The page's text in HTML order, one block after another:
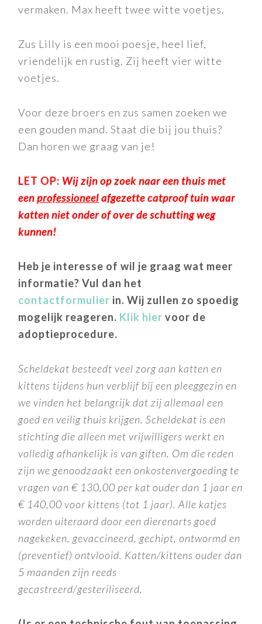
vermaken. Max heeft twee witte voetjes.
Zus Lilly is een mooi poesje, heel lief,
vriendelijk en rustig. Zij heeft vier witte
voetjes.
Voor deze broers en zus samen zoeken we
een gouden mand. Staat die bij jou thuis?
Dan horen we graag van je!
LET OP: Wij zijn op zoek naar een thuis met
eenprofessioneelafgezette catproof tuin waar
katten niet onder of over de schutting weg
kunnen!
Heb je interesse of wil je graag wat meer
informatie? Vul dan het
contactformulier in. Wij zullen zo spoedig
mogelijk reageren. Klik hier voor de
adoptieprocedure.
Scheldekat besteedt veel zorg aan katten en
kittens tijdens hun verblijf bij een pleeggezin en
we vinden het belangrijk dat zij allemaal een
goed en veilig thuis krijgen. Scheldekat is een
stichting die alleen met vrijwilligers werkt en
volledig afhankelijk is van giften. Om die reden
zijn we genoodzaakt een onkostenvergoeding te
vragen van € 130,00 per kat ouder dan 1 jaar en
€ 140,00 voor kittens (tot 1 jaar). Alle katjes
worden uiteraard door een dierenarts goed
nagekeken, gevaccineerd, gechipt, ontwormd en
(preventief) ontvlooid. Katten/kittens ouder dan
5 maanden zijn reeds
gecastreerd/gesteriliseerd.